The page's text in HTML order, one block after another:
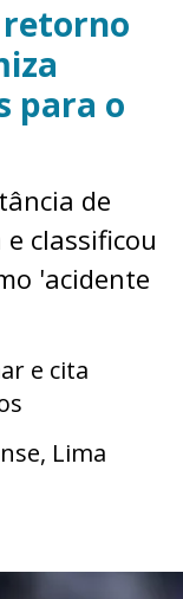
retorno
para o
de
classificou
'acidente
e cita
Lima